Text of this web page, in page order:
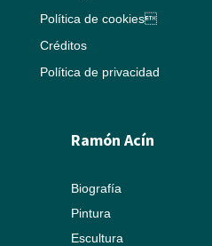
Política de cookies
Créditos
Política de privacidad
Ramón Acín
Biografía
Pintura
Escultura